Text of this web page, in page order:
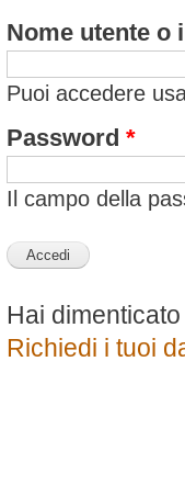
Nome utente
Puoi accedere
Password *
Il campo della
Hai
Richiedi i tuoi